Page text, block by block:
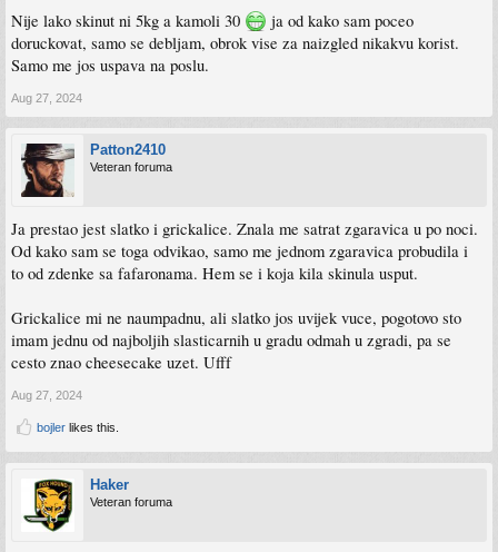
Nije lako skinut ni 5kg a kamoli 30
ja od kako sam poceo
doruckovat, samo se debljam, obrok vise za naizgled nikakvu korist.
Samo me jos uspava na poslu.
Aug 27, 2024
Patton2410
Veteran foruma
Ja prestao jest slatko i grickalice. Znala me satrat zgaravica u po noci.
Od kako sam se toga odvikao, samo me jednom zgaravica probudila i
to od zdenke sa fafaronama. Hem se i koja kila skinula usput.
Grickalice mi ne naumpadnu, ali slatko jos uvijek vuce, pogotovo sto
imam jednu od najboljih slasticarnih u gradu odmah u zgradi, pa se
cesto znao cheesecake uzet. Ufff
Aug 27, 2024
bojler likes this.
Haker
Veteran foruma